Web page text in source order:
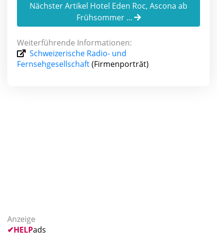
Nächster Artikel Hotel Eden Roc, Ascona ab
Frühsommer ...
Weiterführende Informationen:
Schweizerische Radio- und
Fernsehgesellschaft(Firmenporträt)
Anzeige
✔HELPads